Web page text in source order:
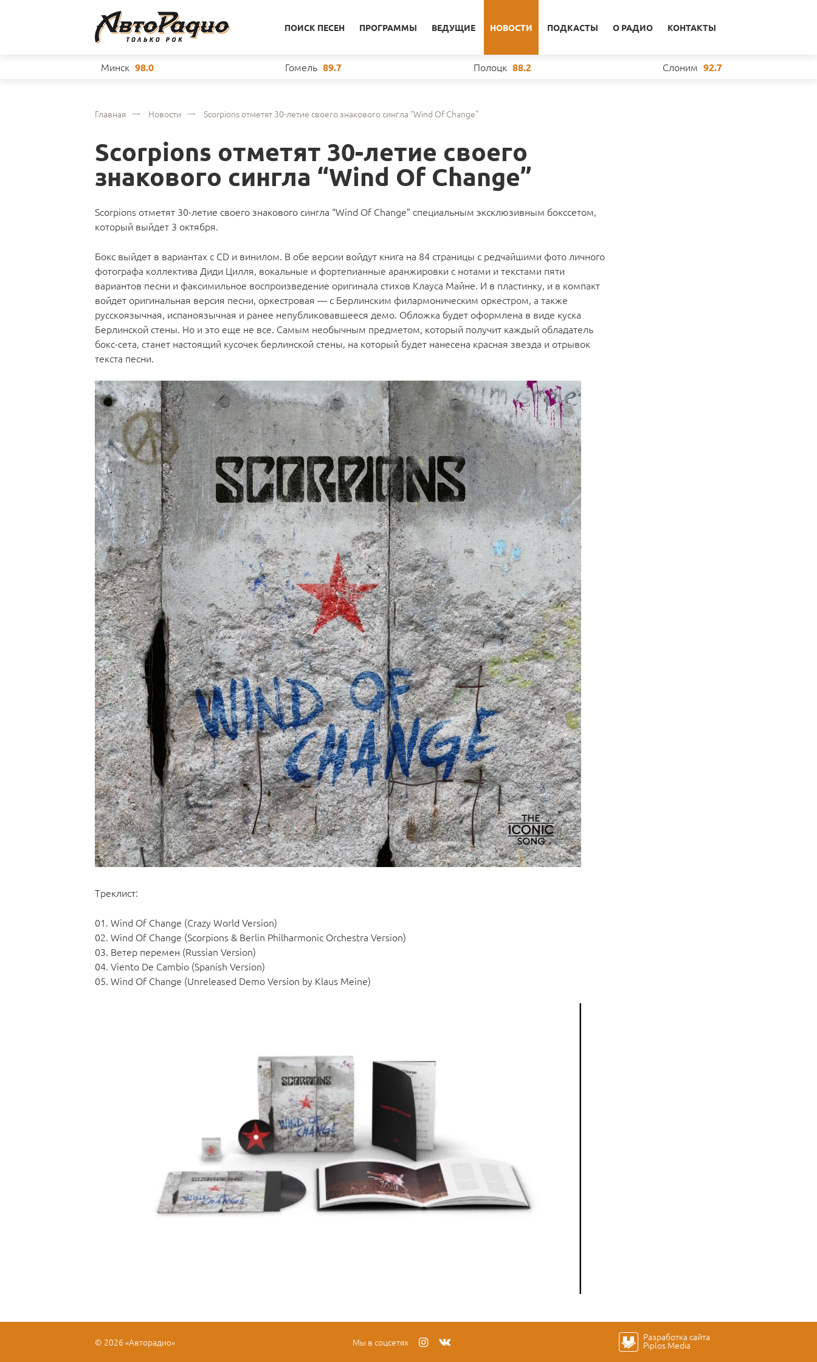
ПОИСК ПЕСЕН ПРОГРАММЫ ВЕДУЩИЕ НОВОСТИ ПОДКАСТЫ О РАДИО КОНТАКТЫ
Минск 98.0 Гомель 89.7 Полоцк 88.2 Слоним 92.7
Главная Новости Scorpions отметят 30-летие своего знакового сингла “Wind Of Change”
Scorpions отметят 30-летие своего
знакового сингла “Wind Of Change”
Scorpions отметят 30-летие своего знакового сингла “Wind Of Change” специальным эксклюзивным бокссетом,
который выйдет 3 октября.
Бокс выйдет в вариантах c СD и винилом. В обе версии войдут книга на 84 страницы с редчайшими фото личного
фотографа коллектива Диди Цилля, вокальные и фортепианные аранжировки с нотами и текстами пяти
вариантов песни и факсимильное воспроизведение оригинала стихов Клауса Майне. И в пластинку, и в компакт
войдет оригинальная версия песни, оркестровая — с Берлинским филармоническим оркестром, а также
русскоязычная, испаноязычная и ранее непубликовавшееся демо. Обложка будет оформлена в виде куска
Берлинской стены. Но и это еще не все. Самым необычным предметом, который получит каждый обладатель
бокс-сета, станет настоящий кусочек берлинской стены, на который будет нанесена красная звезда и отрывок
текста песни.
Треклист:
01. Wind Of Change (Crazy World Version)
02. Wind Of Change (Scorpions & Berlin Philharmonic Orchestra Version)
03. Ветер перемен (Russian Version)
04. Viento De Cambio (Spanish Version)
05. Wind Of Change (Unreleased Demo Version by Klaus Meine)
© 2026 «Авторадио» Мы в соцсетях Разработка сайта
Piplos Media